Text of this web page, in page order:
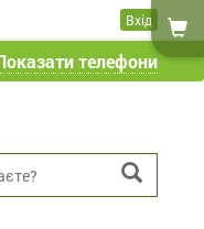
Вхід
телефони